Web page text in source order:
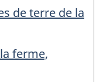
de terre de la
ferme,